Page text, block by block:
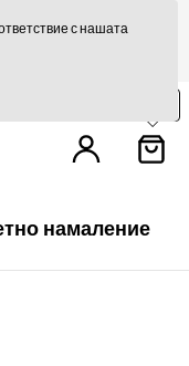
293,75 лв БЕЗПЛАТНО
намаление
с нашата